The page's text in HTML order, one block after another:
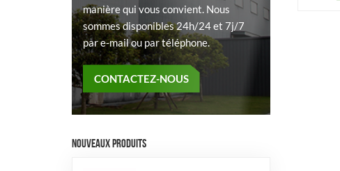
manière qui vous convient. Nous
sommes disponibles 24h/24 et 7j/7
par e-mail ou par téléphone.
CONTACTEZ-NOUS
NOUVEAUX PRODUITS